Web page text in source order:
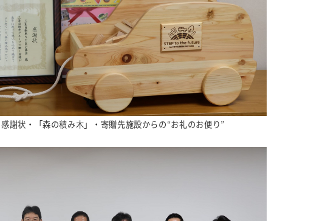
謝状・「森の積み木」・寄贈先施設からの“お礼のお便り”